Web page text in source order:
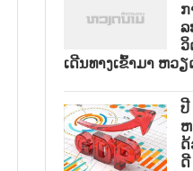
ລ
ວິ
ເດີນທາງເຂົ້າມາ ຫວ
ປີ
ຫ
ດີ